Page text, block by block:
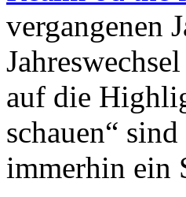
vergangenen
auf die
schauen“
immerhin ein